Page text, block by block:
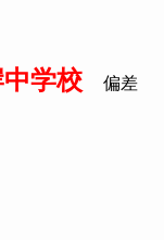
学校 偏差